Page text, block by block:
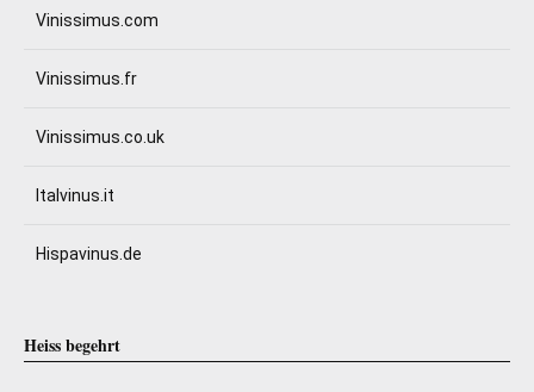
Vinissimus.com
Vinissimus.fr
Vinissimus.co.uk
Italvinus.it
Hispavinus.de
Heiss begehrt